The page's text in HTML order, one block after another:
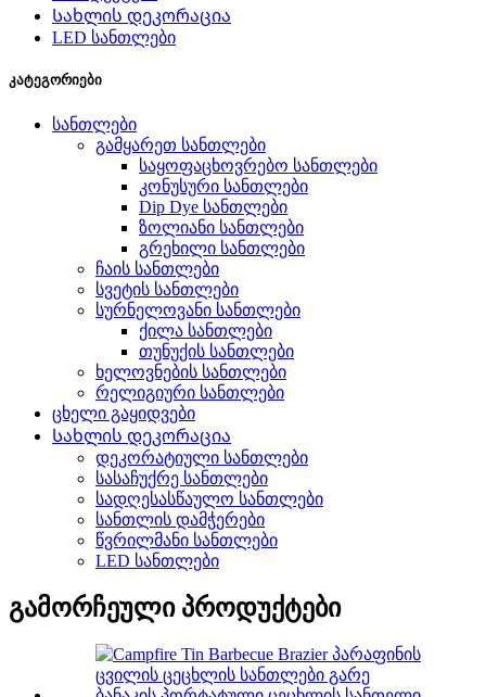
Სახლის დეკორაცია
LED სანთლები
კატეგორიები
სანთლები
გამყარეთ სანთლები
საყოფაცხოვრებო სანთლები
კონუსური სანთლები
Dip Dye სანთლები
ზოლიანი სანთლები
გრეხილი სანთლები
ჩაის სანთლები
სვეტის სანთლები
სურნელოვანი სანთლები
ქილა სანთლები
თუნუქის სანთლები
ხელოვნების სანთლები
რელიგიური სანთლები
ცხელი გაყიდვები
Სახლის დეკორაცია
დეკორატიული სანთლები
სასაჩუქრე სანთლები
სადღესასწაულო სანთლები
სანთლის დამჭერები
წვრილმანი სანთლები
LED სანთლები
გამორჩეული პროდუქტები